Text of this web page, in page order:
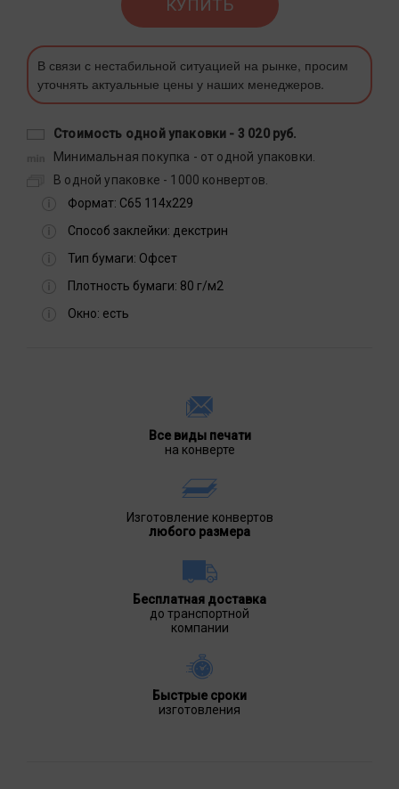
КУПИТЬ
В связи с нестабильной ситуацией на рынке, просим
уточнять актуальные цены у наших менеджеров.
Стоимость одной упаковки - 3 020 руб.
Минимальная покупка - от одной упаковки.
В одной упаковке - 1000 конвертов.
Формат: С65 114х229
Способ заклейки: декстрин
Тип бумаги: Офсет
Плотность бумаги: 80 г/м2
Окно: есть
Все виды печати
на конверте
Изготовление конвертов
любого размера
Бесплатная доставка
до транспортной
компании
Быстрые сроки
изготовления